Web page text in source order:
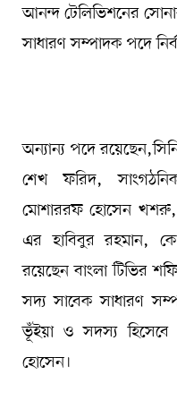
আনন্দ টেলিভিশনের
সাধারণ সম্পাদক পদে
অন্যান্য পদে
শেখ ফরিদ,
মোশাররফ হোসেন খশরু,
এর হাবিবুর রহমান,
রয়েছেন বাংলা টিভির
সদ্য সাবেক সাধারণ
ভূঁইয়া ও সদস্য হিসেবে
হোসেন।